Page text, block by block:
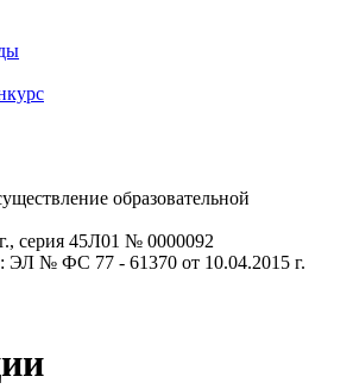
образовательной
серия 45Л01 № 0000092
ЭЛ № ФС 77 - 61370 от 10.04.2015 г.